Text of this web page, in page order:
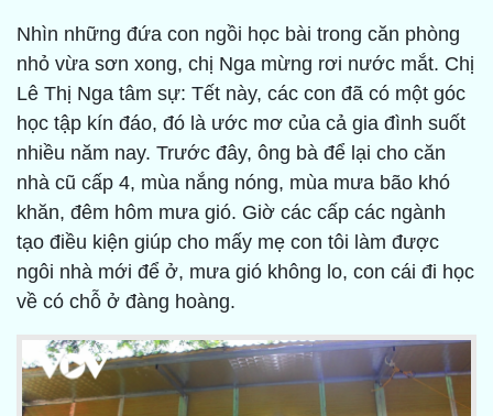
Nhìn những đứa con ngồi học bài trong căn phòng
nhỏ vừa sơn xong, chị Nga mừng rơi nước mắt. Chị
Lê Thị Nga tâm sự: Tết này, các con đã có một góc
học tập kín đáo, đó là ước mơ của cả gia đình suốt
nhiều năm nay. Trước đây, ông bà để lại cho căn
nhà cũ cấp 4, mùa nắng nóng, mùa mưa bão khó
khăn, đêm hôm mưa gió. Giờ các cấp các ngành
tạo điều kiện giúp cho mấy mẹ con tôi làm được
ngôi nhà mới để ở, mưa gió không lo, con cái đi học
về có chỗ ở đàng hoàng.